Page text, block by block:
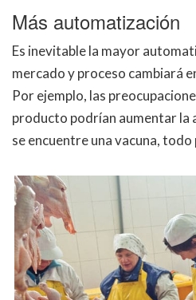
Más automatización
Es inevitable la mayor
mercado y proceso cambiará
Por ejemplo, las
producto podrían aumentar la
se encuentre una vacuna,